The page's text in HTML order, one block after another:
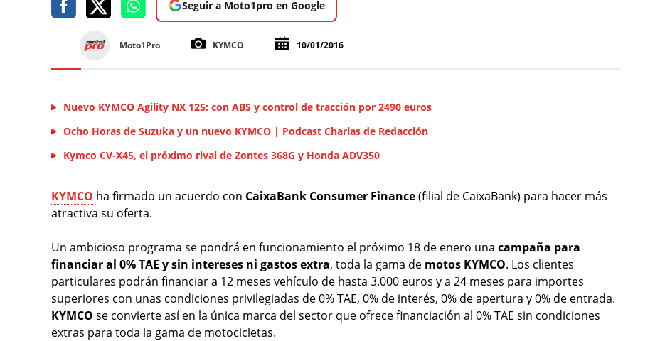
Seguir a Moto1pro en Google
Moto1Pro KYMCO 10/01/2016
Nuevo KYMCO Agility NX 125: con ABS y control de tracción por 2490 euros
Ocho Horas de Suzuka y un nuevo KYMCO | Podcast Charlas de Redacción
Kymco CV-X45, el próximo rival de Zontes 368G y Honda ADV350
KYMCO ha firmado un acuerdo con CaixaBank Consumer Finance(filial de CaixaBank) para hacer más
atractiva su oferta.
Un ambicioso programa se pondrá en funcionamiento el próximo 18 de enero una campaña para
financiar al 0% TAE y sin intereses ni gastos extra, toda la gama de motos KYMCO. Los clientes
particulares podrán financiar a 12 meses vehículo de hasta 3.000 euros y a 24 meses para importes
superiores con unas condiciones privilegiadas de 0% TAE, 0% de interés, 0% de apertura y 0% de entrada.
KYMCO se convierte así en la única marca del sector que ofrece financiación al 0% TAE sin condiciones
extras para toda la gama de motocicletas.